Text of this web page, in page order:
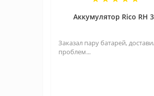
Tube TH 35 v2
Tube TH 50 v2
Аккумулятор Rico RH
Заказал пару батарей,
проблем...